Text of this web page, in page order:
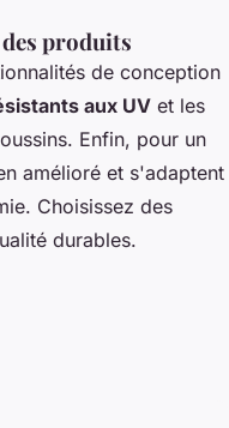
produits
de conception
aux UV et les
Enfin, pour un
amélioré et s'adaptent
Choisissez des
durables.